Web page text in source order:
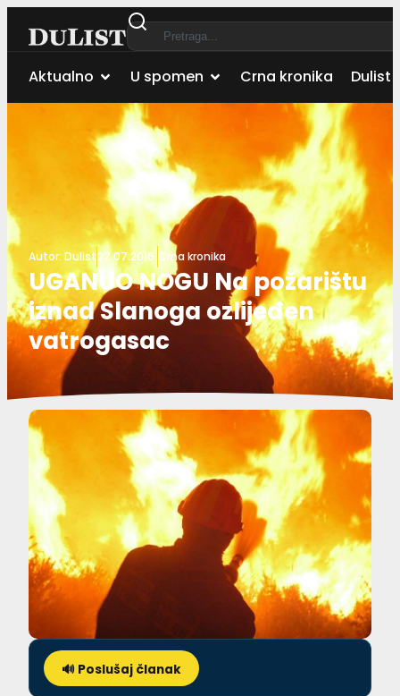
Aktualno U spomen Crna kronika Dulist
Autor: Dulist27.07.2016.Crna kronika
UGANUO NOGU Na požarištu
iznad Slanoga ozlijeđen
vatrogasac
🔊 Poslušaj članak